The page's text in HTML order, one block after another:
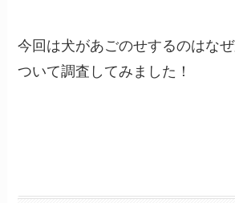
今回は犬があごのせするのはな
ついて調査してみました！